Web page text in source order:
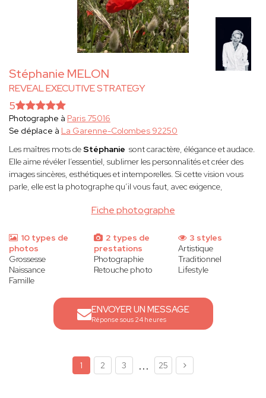
Stéphanie MELON
REVEAL EXECUTIVE STRATEGY
Fiche photographe
5
Photographe à Paris 75016
Se déplace à La Garenne-Colombes 92250
Les maîtres mots deStéphanie sont caractère, élégance et audace.
Elle aime révéler l’essentiel, sublimer les personnalités et créer des
images sincères, esthétiques et intemporelles. Si cette vision vous
parle, elle est la photographe qu’il vous faut, avec exigence,
10 types de
photos
Grossesse
Naissance
Famille
2 types de
prestations
Photographie
Retouche photo
3 styles
Artistique
Traditionnel
Lifestyle
ENVOYER UN MESSAGE
Réponse sous 24 heures
1 2 3 ... 25